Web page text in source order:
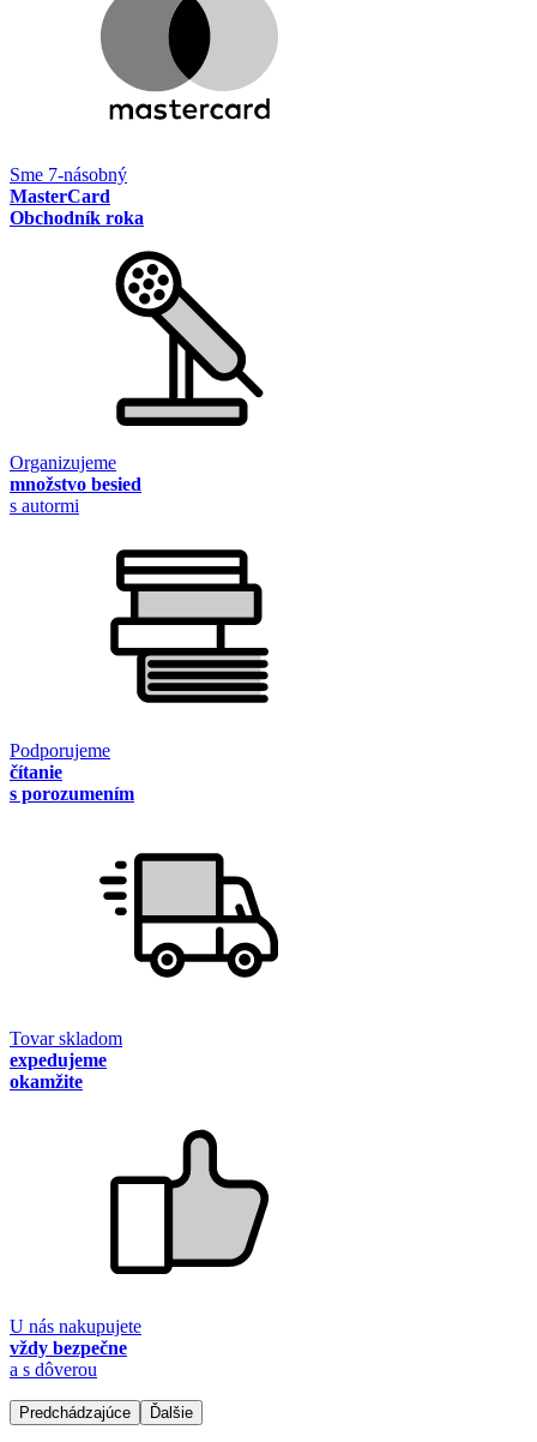
Sme 7-násobný
MasterCard
Obchodník roka
Organizujeme
množstvo besied
s autormi
Podporujeme
čítanie
s porozumením
Tovar skladom
expedujeme
okamžite
U nás nakupujete
vždy bezpečne
a s dôverou
Predchádzajúce Ďalšie